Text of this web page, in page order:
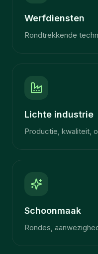
Werfdiensten
Rondtrekkende
Lichte industrie
Productie, kwaliteit,
Schoonmaak
Rondes,